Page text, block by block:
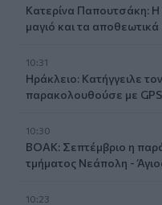
Κατερίνα Παπουτσάκη:
μαγιό και τα αποθεωτικά
10:31
Ηράκλειο: Κατήγγειλε
παρακολουθούσε με GPS
10:30
ΒΟΑΚ: Σεπτέμβριο η
τμήματος Νεάπολη -
10:23